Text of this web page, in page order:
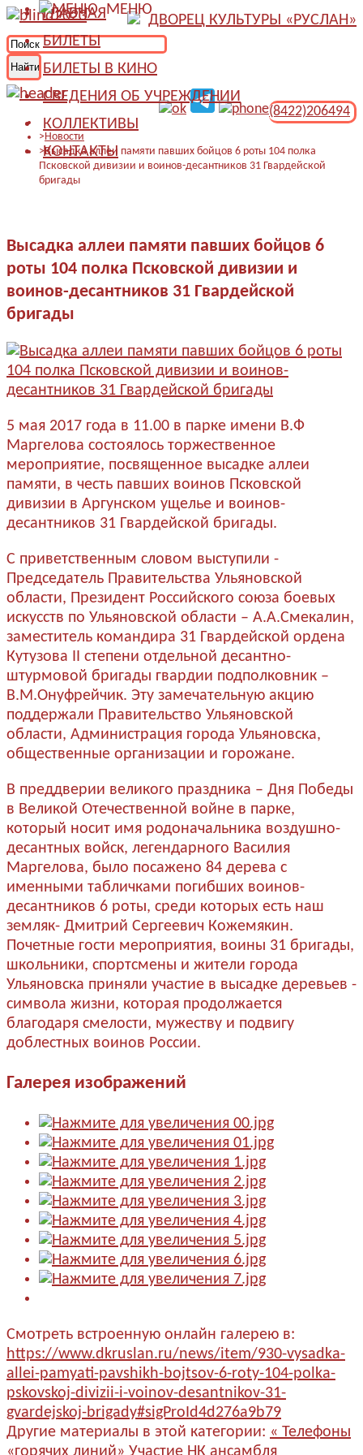
ГЛАВНАЯ
БИЛЕТЫ
БИЛЕТЫ В КИНО
СВЕДЕНИЯ ОБ УЧРЕЖДЕНИИ
КОЛЛЕКТИВЫ
КОНТАКТЫ
МЕНЮ
ДВОРЕЦ КУЛЬТУРЫ «РУСЛАН»
(8422)206494
Новости
Высадка аллеи памяти павших бойцов 6 роты 104 полка
Псковской дивизии и воинов-десантников 31 Гвардейской
бригады
Высадка аллеи памяти павших бойцов 6
роты 104 полка Псковской дивизии и
воинов-десантников 31 Гвардейской
бригады
5 мая 2017 года в 11.00 в парке имени В.Ф
Маргелова состоялось торжественное
мероприятие, посвященное высадке аллеи
памяти, в честь павших воинов Псковской
дивизии в Аргунском ущелье и воинов-
десантников 31 Гвардейской бригады.
С приветственным словом выступили -
Председатель Правительства Ульяновской
области, Президент Российского союза боевых
искусств по Ульяновской области – А.А.Смекалин,
заместитель командира 31 Гвардейской ордена
Кутузова II степени отдельной десантно-
штурмовой бригады гвардии подполковник –
В.М.Онуфрейчик. Эту замечательную акцию
поддержали Правительство Ульяновской
области, Администрация города Ульяновска,
общественные организации и горожане.
В преддверии великого праздника – Дня Победы
в Великой Отечественной войне в парке,
который носит имя родоначальника воздушно-
десантных войск, легендарного Василия
Маргелова, было посажено 84 дерева с
именными табличками погибших воинов-
десантников 6 роты, среди которых есть наш
земляк- Дмитрий Сергеевич Кожемякин.
Почетные гости мероприятия, воины 31 бригады,
школьники, спортсмены и жители города
Ульяновска приняли участие в высадке деревьев -
символа жизни, которая продолжается
благодаря смелости, мужеству и подвигу
доблестных воинов России.
Галерея изображений
Смотреть встроенную онлайн галерею в:
https://www.dkruslan.ru/news/item/930-vysadka-
allei-pamyati-pavshikh-bojtsov-6-roty-104-polka-
pskovskoj-divizii-i-voinov-desantnikov-31-
gvardejskoj-brigady#sigProId4d276a9b79
Другие материалы в этой категории: « Телефоны